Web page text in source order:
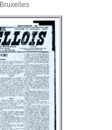
Bruxelles